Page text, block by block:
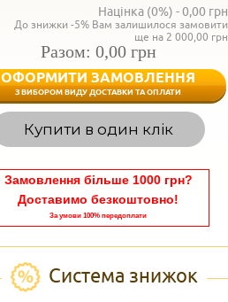
Націнка (0%) -0,00 грн
До знижки -5% Вам залишилося замовити
ще на 2 000,00 грн
Разом: 0,00 грн
ОФОРМИТИ ЗАМОВЛЕННЯ
З ВИБОРОМ ВИДУ ДОСТАВКИ ТА ОПЛАТИ
Купити в один клік
Замовлення більше 1000 грн?
Доставимо безкоштовно!
За умови 100% передоплати
Система знижок